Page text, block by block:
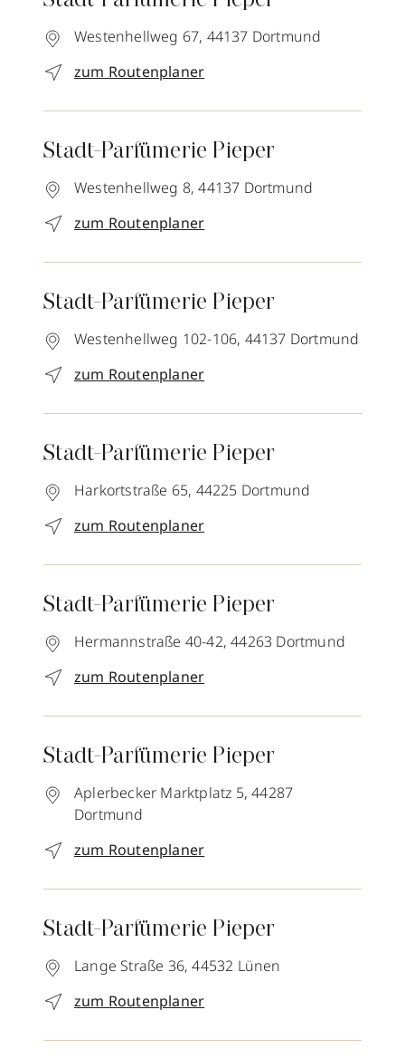
Westenhellweg 67, 44137 Dortmund
zum Routenplaner
Stadt-Parfümerie Pieper
Westenhellweg 8, 44137 Dortmund
zum Routenplaner
Stadt-Parfümerie Pieper
Westenhellweg 102-106, 44137 Dortmund
zum Routenplaner
Stadt-Parfümerie Pieper
Harkortstraße 65, 44225 Dortmund
zum Routenplaner
Stadt-Parfümerie Pieper
Hermannstraße 40-42, 44263 Dortmund
zum Routenplaner
Stadt-Parfümerie Pieper
Aplerbecker Marktplatz 5, 44287
Dortmund
zum Routenplaner
Stadt-Parfümerie Pieper
Lange Straße 36, 44532 Lünen
zum Routenplaner